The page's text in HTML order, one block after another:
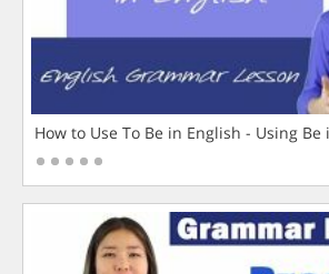
How to Use To Be in English - Using